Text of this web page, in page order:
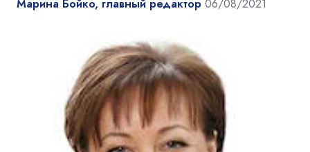
Марина Бойко, главный редактор 06/08/2021